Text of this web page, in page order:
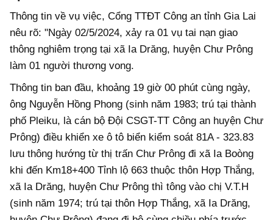
Thông tin về vụ việc, Cổng TTĐT Công an tỉnh Gia Lai
nêu rõ: "Ngày 02/5/2024, xảy ra 01 vụ tai nạn giao
thông nghiêm trọng tại xã Ia Drăng, huyện Chư Prông
làm 01 người thương vong.
Thông tin ban đầu, khoảng 19 giờ 00 phút cùng ngày,
ông Nguyễn Hồng Phong (sinh năm 1983; trú tại thành
phố Pleiku, là cán bộ Đội CSGT-TT Công an huyện Chư
Prông) điều khiển xe ô tô biển kiểm soát 81A - 323.83
lưu thông hướng từ thị trấn Chư Prông đi xã Ia Boòng
khi đến Km18+400 Tỉnh lộ 663 thuộc thôn Hợp Thắng,
xã Ia Drăng, huyện Chư Prông thì tông vào chị V.T.H
(sinh năm 1974; trú tại thôn Hợp Thắng, xã Ia Drăng,